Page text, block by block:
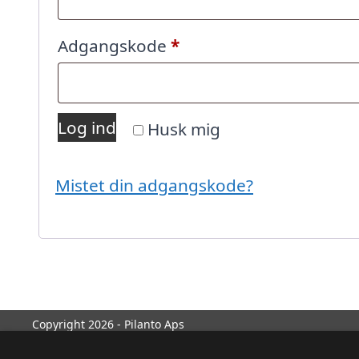
Adgangskode *Påkrævet
Husk mig
Log ind
Mistet din adgangskode?
Copyright 2026 - Pilanto Aps